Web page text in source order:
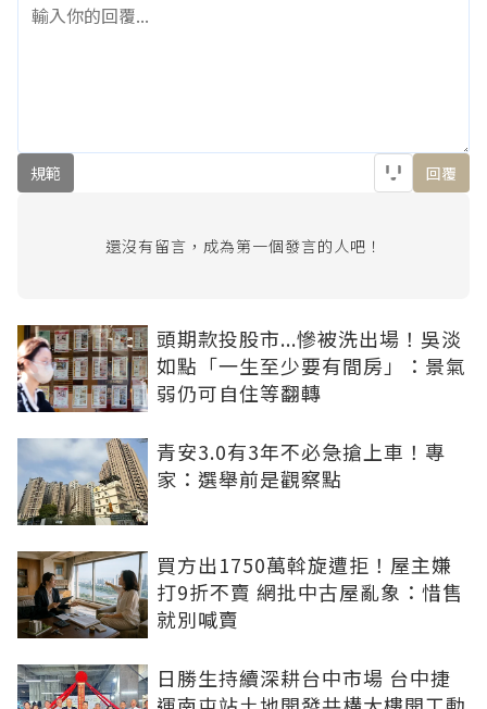
規範 回覆
還沒有留言，成為第一個發言的人吧！
頭期款投股市...慘被洗出場！吳淡
如點「一生至少要有間房」：景氣
弱仍可自住等翻轉
青安3.0有3年不必急搶上車！專
家：選舉前是觀察點
買方出1750萬斡旋遭拒！屋主嫌
打9折不賣 網批中古屋亂象：惜售
就別喊賣
日勝生持續深耕台中市場 台中捷